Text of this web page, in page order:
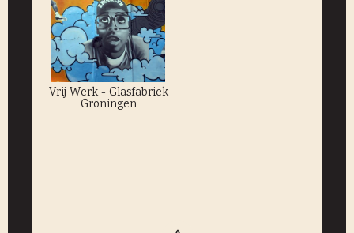
Vrij Werk - Glasfabriek
Groningen